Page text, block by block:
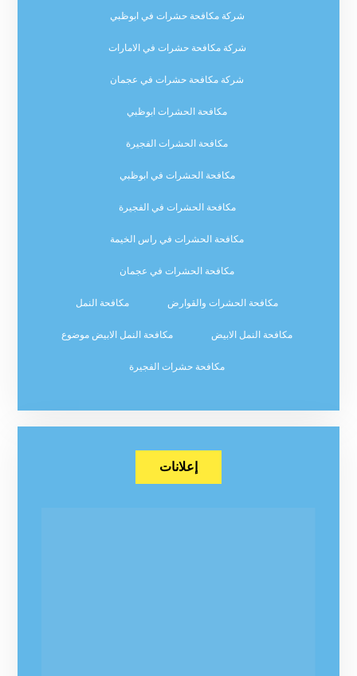
شركة مكافحة حشرات في ابوظبي
شركة مكافحة حشرات في الامارات
شركة مكافحة حشرات في عجمان
مكافحة الحشرات ابوظبي
مكافحة الحشرات الفجيرة
مكافحة الحشرات في ابوظبي
مكافحة الحشرات في الفجيرة
مكافحة الحشرات في راس الخيمة
مكافحة الحشرات في عجمان
مكافحة الحشرات والقوارض مكافحة النمل
مكافحة النمل الابيض مكافحة النمل الابيض موضوع
مكافحة حشرات الفجيرة
إعلانات